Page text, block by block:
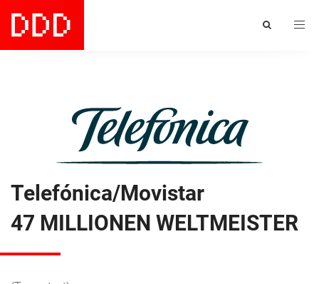
Telefónica/Movistar
47 MILLIONEN WELTMEISTER